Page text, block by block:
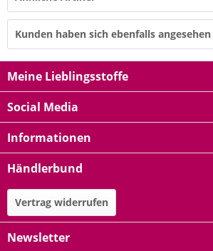
Kunden haben sich ebenfalls angesehen
Meine Lieblingsstoffe
Social Media
Informationen
Händlerbund
Vertrag widerrufen
Newsletter